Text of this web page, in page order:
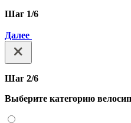
Шаг 1/6
Далее
Шаг 2/6
Выберите категорию